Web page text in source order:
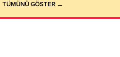
TÜMÜNÜ GÖSTER →